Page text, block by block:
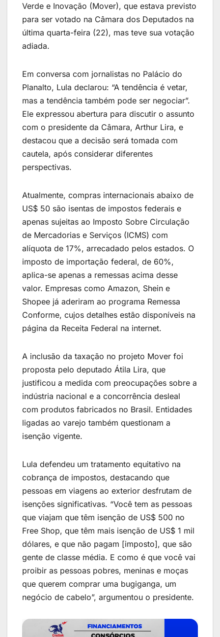
Verde e Inovação (Mover), que estava previsto
para ser votado na Câmara dos Deputados na
última quarta-feira (22), mas teve sua votação
adiada.
Em conversa com jornalistas no Palácio do
Planalto, Lula declarou: “A tendência é vetar,
mas a tendência também pode ser negociar”.
Ele expressou abertura para discutir o assunto
com o presidente da Câmara, Arthur Lira, e
destacou que a decisão será tomada com
cautela, após considerar diferentes
perspectivas.
Atualmente, compras internacionais abaixo de
US$ 50 são isentas de impostos federais e
apenas sujeitas ao Imposto Sobre Circulação
de Mercadorias e Serviços (ICMS) com
alíquota de 17%, arrecadado pelos estados. O
imposto de importação federal, de 60%,
aplica-se apenas a remessas acima desse
valor. Empresas como Amazon, Shein e
Shopee já aderiram ao programa Remessa
Conforme, cujos detalhes estão disponíveis na
página da Receita Federal na internet.
A inclusão da taxação no projeto Mover foi
proposta pelo deputado Átila Lira, que
justificou a medida com preocupações sobre a
indústria nacional e a concorrência desleal
com produtos fabricados no Brasil. Entidades
ligadas ao varejo também questionam a
isenção vigente.
Lula defendeu um tratamento equitativo na
cobrança de impostos, destacando que
pessoas em viagens ao exterior desfrutam de
isenções significativas. “Você tem as pessoas
que viajam que têm isenção de US$ 500 no
Free Shop, que têm mais isenção de US$ 1 mil
dólares, e que não pagam [imposto], que são
gente de classe média. E como é que você vai
proibir as pessoas pobres, meninas e moças
que querem comprar uma bugiganga, um
negócio de cabelo”, argumentou o presidente.